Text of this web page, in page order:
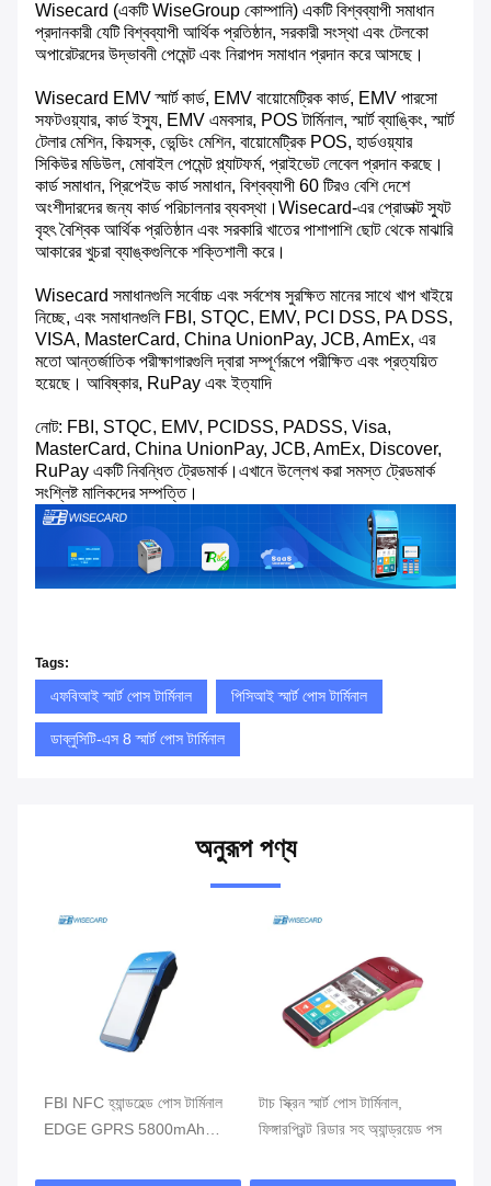
Wisecard (একটি WiseGroup কোম্পানি) একটি বিশ্বব্যাপী সমাধান
প্রদানকারী যেটি বিশ্বব্যাপী আর্থিক প্রতিষ্ঠান, সরকারী সংস্থা এবং টেলকো
অপারেটরদের উদ্ভাবনী পেমেন্ট এবং নিরাপদ সমাধান প্রদান করে আসছে।
Wisecard EMV স্মার্ট কার্ড, EMV বায়োমেট্রিক কার্ড, EMV পারসো
সফটওয়্যার, কার্ড ইস্যু, EMV এমবসার, POS টার্মিনাল, স্মার্ট ব্যাঙ্কিং, স্মার্ট
টেলার মেশিন, কিয়স্ক, ভেন্ডিং মেশিন, বায়োমেট্রিক POS, হার্ডওয়্যার
সিকিউর মডিউল, মোবাইল পেমেন্ট প্ল্যাটফর্ম, প্রাইভেট লেবেল প্রদান করছে।
কার্ড সমাধান, প্রিপেইড কার্ড সমাধান, বিশ্বব্যাপী 60 টিরও বেশি দেশে
অংশীদারদের জন্য কার্ড পরিচালনার ব্যবস্থা।Wisecard-এর প্রোডাক্ট স্যুট
বৃহৎ বৈশ্বিক আর্থিক প্রতিষ্ঠান এবং সরকারি খাতের পাশাপাশি ছোট থেকে মাঝারি
আকারের খুচরা ব্যাঙ্কগুলিকে শক্তিশালী করে।
Wisecard সমাধানগুলি সর্বোচ্চ এবং সর্বশেষ সুরক্ষিত মানের সাথে খাপ খাইয়ে
নিচ্ছে, এবং সমাধানগুলি FBI, STQC, EMV, PCI DSS, PA DSS,
VISA, MasterCard, China UnionPay, JCB, AmEx, এর
মতো আন্তর্জাতিক পরীক্ষাগারগুলি দ্বারা সম্পূর্ণরূপে পরীক্ষিত এবং প্রত্যয়িত
হয়েছে। আবিষ্কার, RuPay এবং ইত্যাদি
নোট: FBI, STQC, EMV, PCIDSS, PADSS, Visa,
MasterCard, China UnionPay, JCB, AmEx, Discover,
RuPay একটি নিবন্ধিত ট্রেডমার্ক।এখানে উল্লেখ করা সমস্ত ট্রেডমার্ক
সংশ্লিষ্ট মালিকদের সম্পত্তি।
Tags:
এফবিআই স্মার্ট পোস টার্মিনাল পিসিআই স্মার্ট পোস টার্মিনাল
ডাব্লুসিটি-এস 8 স্মার্ট পোস টার্মিনাল
অনুরূপ পণ্য
FBI NFC হ্যান্ডহেল্ড পোস টার্মিনাল
EDGE GPRS 5800mAh
টাচ স্ক্রিন স্মার্ট পোস টার্মিনাল,
ফিঙ্গারপ্রিন্ট রিডার সহ অ্যান্ড্রয়েড পস